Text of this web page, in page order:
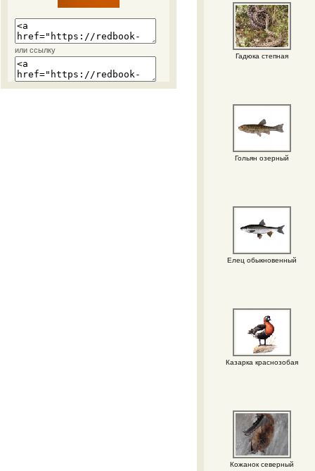
или ссылку
Гадюка степная
Гольян озерный
Елец обыкновенный
Казарка краснозобая
Кожанок северный